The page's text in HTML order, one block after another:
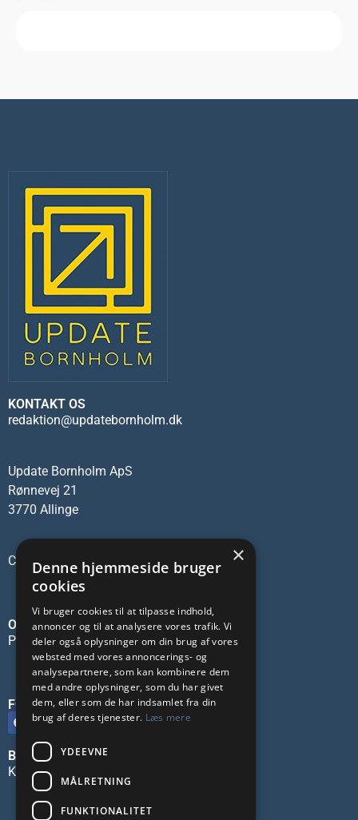
KONTAKT OS
redaktion@updatebornholm.dk
Update Bornholm ApS
Rønnevej 21
3770 Allinge
CVR-nr.: 45137473
OM OS
Privatlivspolitik
FØLG OS PÅ SOCIALE MEDIER
BLIV ANNONCØR
Kontakt os
×
Denne hjemmeside bruger
cookies
Vi bruger cookies til at tilpasse indhold,
annoncer og til at analysere vores trafik. Vi
deler også oplysninger om din brug af vores
websted med vores annoncerings- og
analysepartnere, som kan kombinere dem
med andre oplysninger, som du har givet
dem, eller som de har indsamlet fra din
brug af deres tjenester. Læs mere
YDEEVNE
MÅLRETNING
FUNKTIONALITET